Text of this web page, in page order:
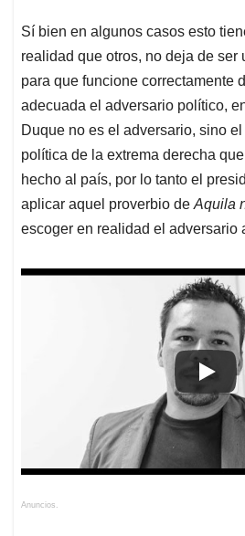
Sí bien en algunos casos esto
realidad que otros, no deja de ser
para que funcione correctamente
adecuada el adversario político,
Duque no es el adversario, sino
política de la extrema derecha
hecho al país, por lo tanto el
aplicar aquel proverbio de Aquila
escoger en realidad el adversario
Anuncios.